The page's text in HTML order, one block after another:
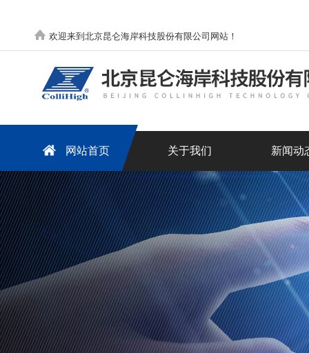
欢迎来到北京昆仑海岸科技股份有限公司网站！
网站首页 关于我们 新闻动